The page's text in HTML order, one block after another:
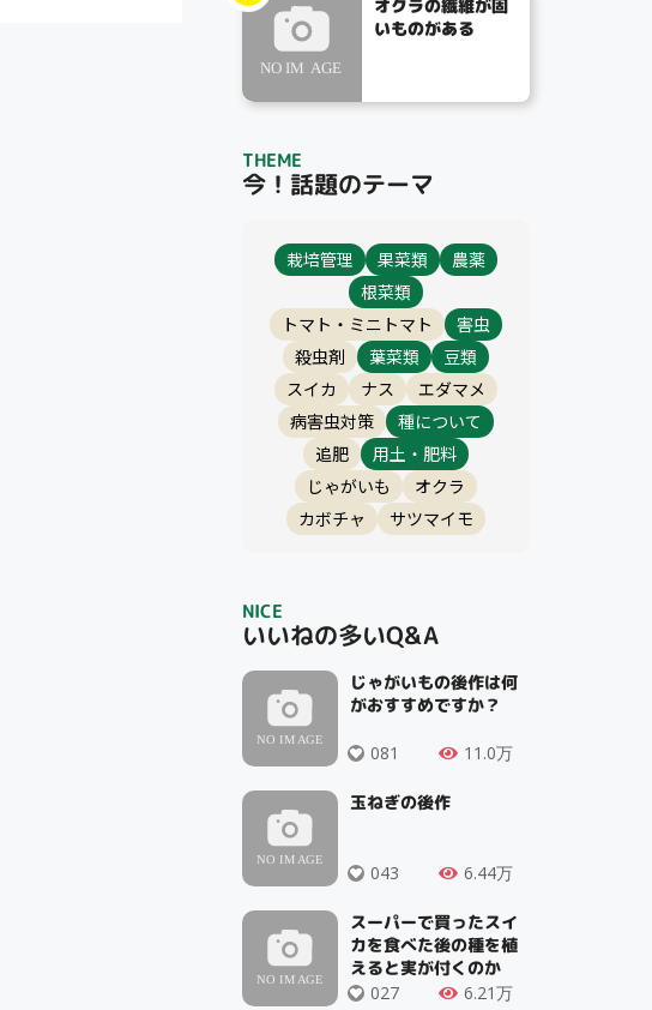
オクラの繊維が固
いものがある
THEME
今！話題のテーマ
栽培管理 果菜類
農薬
根菜類
トマト・ミニトマト
害虫
殺虫剤
葉菜類
豆類
スイカ
ナス
エダマメ
病害虫対策
種について
追肥
用土・肥料
じゃがいも
オクラ
カボチャ
サツマイモ
NICE
いいねの多いQ&A
じゃがいもの後作は何
がおすすめですか？
081 11.0万
玉ねぎの後作
043 6.44万
スーパーで買ったスイ
カを食べた後の種を植
えると実が付くのか
027 6.21万